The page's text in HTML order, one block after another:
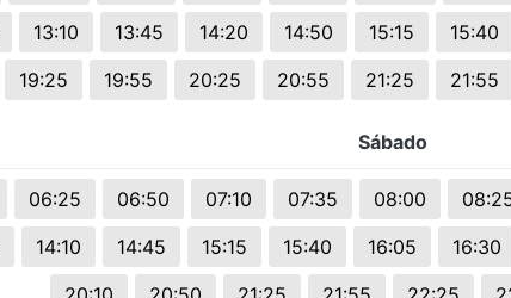
13:10 13:45 14:20 14:50 15:15 15:40
19:25 19:55 20:25 20:55 21:25 21:55
Sábado
06:25 06:50 07:10 07:35 08:00
14:10 14:45 15:15 15:40 16:05 16:30